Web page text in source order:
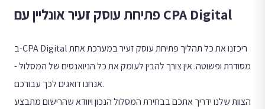
פתיחת עוסק זעיר אונליין עם CPA Digital
ב-CPA Digital ריכזנו את כל תהליך פתיחת עוסק זעיר במערכת אחת
מסודרת ופשוטה. אין צורך להבין לעומק את כל הניואנסים של המסלול -
אנחנו דואגים לכך עבורכם.
הצוות שלנו ידריך אתכם בבחירת המסלול הנכון ויוודא שהרישום מתבצע